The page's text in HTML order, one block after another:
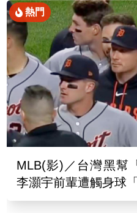
熱門
MLB(影)／台灣黑幫
李灝宇前輩遭觸身球